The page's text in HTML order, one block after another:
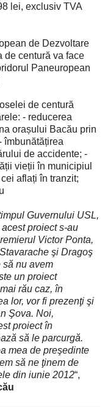
lei, exclusiv TVA
de Dezvoltare
de centură va face
Paneuropean
de centură
- reducerea
orașului Bacău prin
îmbunătățirea
de accidente; -
vieții în municipiul
aflați în tranzit;
Guvernului USL,
proiect s-au
Victor Ponta,
şi Dragoş
să nu avem
un proiect
rău caz, în
lor, vor fi prezenţi şi
Şova. Noi,
proiect în
să le parcurgă.
mea de preşedinte
să ne ţinem de
din iunie 2012“,